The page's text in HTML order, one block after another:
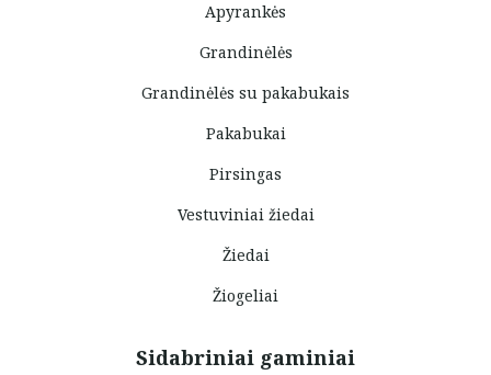
Apyrankės
Grandinėlės
Grandinėlės su pakabukais
Pakabukai
Pirsingas
Vestuviniai žiedai
Žiedai
Žiogeliai
Sidabriniai gaminiai